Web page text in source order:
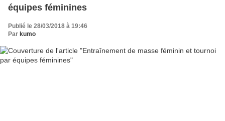
équipes féminines
Publié le 28/03/2018 à 19:46
Par kumo